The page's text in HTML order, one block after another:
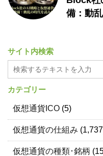
備：動
サイト内検索
カテゴリー
仮想通貨ICO (5)
仮想通貨の仕組み
仮想通貨の種類･銘柄